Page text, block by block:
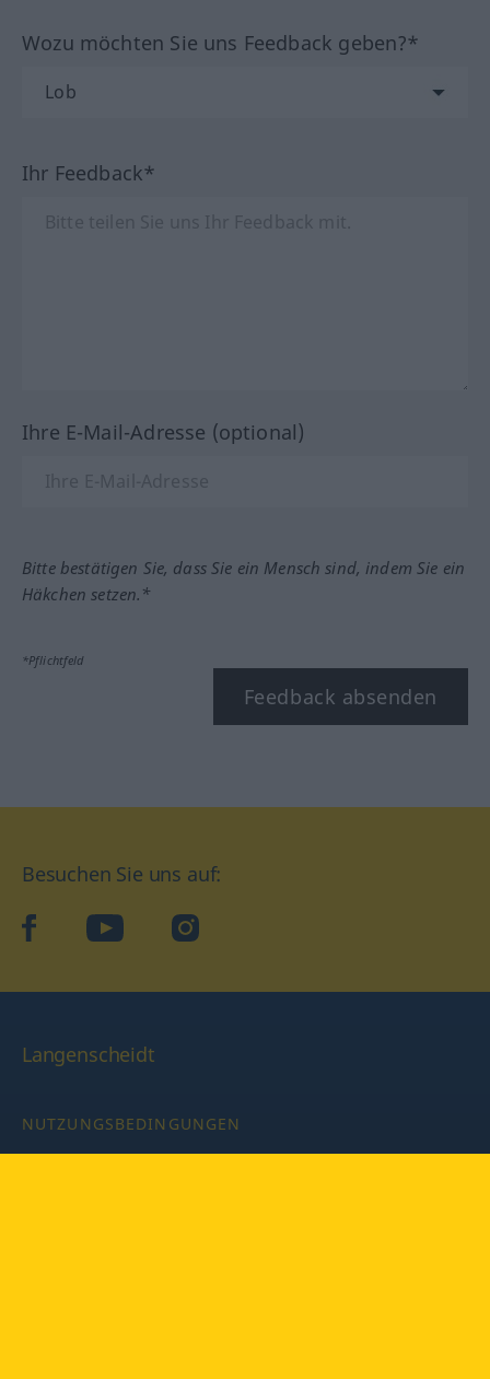
Wozu möchten Sie uns Feedback geben?*
Ihr Feedback*
Ihre E-Mail-Adresse (optional)
Bitte bestätigen Sie, dass Sie ein Mensch sind, indem Sie ein
Häkchen setzen.*
*Pflichtfeld
Feedback absenden
Besuchen Sie uns auf:
facebookYouTube Instagram
Langenscheidt
NUTZUNGSBEDINGUNGEN